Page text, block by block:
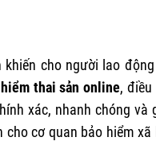
cho người lao
thai sản online, điều
xác, nhanh chóng và
cơ quan bảo hiểm xã